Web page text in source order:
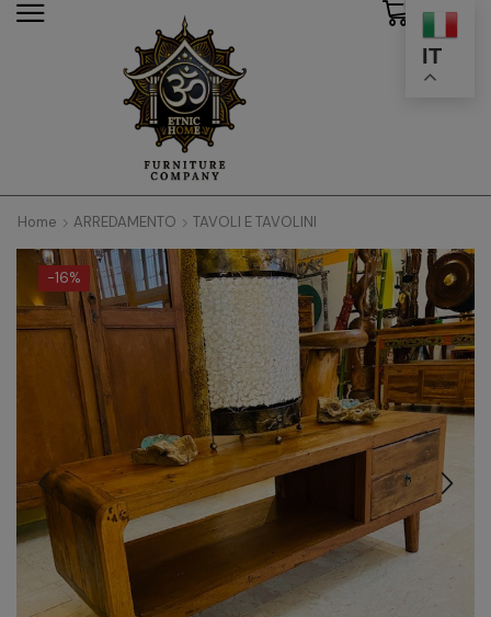
IT
Home ARREDAMENTO TAVOLI E TAVOLINI
-16%